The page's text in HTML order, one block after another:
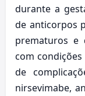
durante a
de anticorpos
prematuros e
com
de
nirsevimabe,